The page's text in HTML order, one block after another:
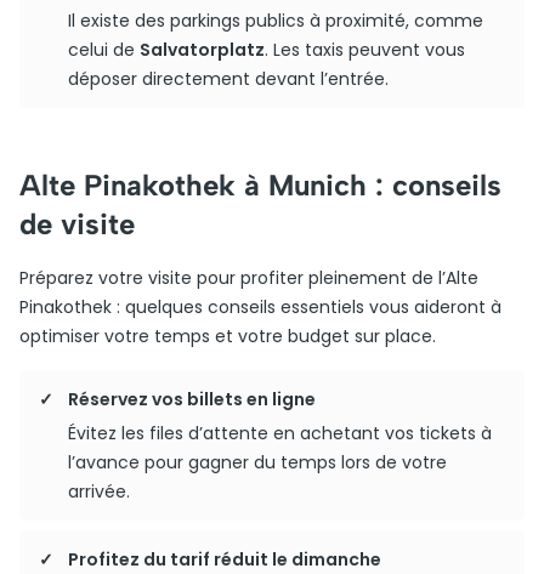
Il existe des parkings publics à proximité, comme
celui de Salvatorplatz. Les taxis peuvent vous
déposer directement devant l’entrée.
Alte Pinakothek à Munich : conseils
de visite
Préparez votre visite pour profiter pleinement de l’Alte
Pinakothek : quelques conseils essentiels vous aideront à
optimiser votre temps et votre budget sur place.
Réservez vos billets en ligne
Évitez les files d’attente en achetant vos tickets à
l’avance pour gagner du temps lors de votre
arrivée.
Profitez du tarif réduit le dimanche